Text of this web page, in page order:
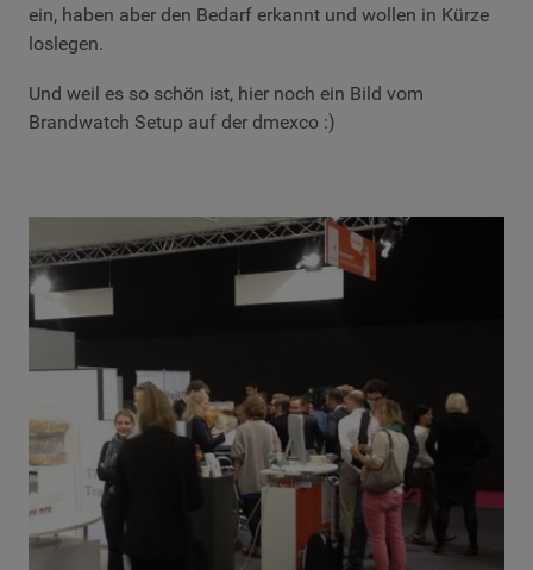
ein, haben aber den Bedarf erkannt und wollen in Kürze
loslegen.
Und weil es so schön ist, hier noch ein Bild vom
Brandwatch Setup auf der dmexco :)